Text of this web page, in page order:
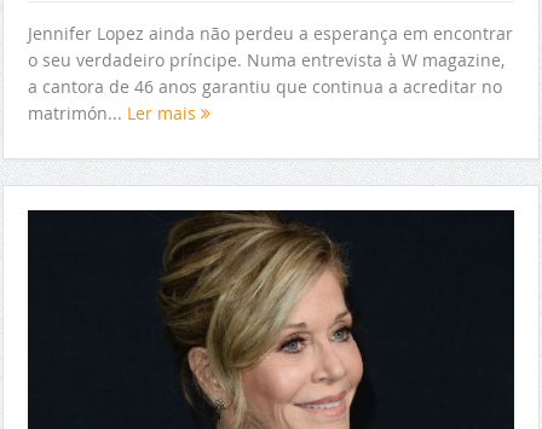
Jennifer Lopez ainda não perdeu a esperança em encontrar
o seu verdadeiro príncipe. Numa entrevista à W magazine,
a cantora de 46 anos garantiu que continua a acreditar no
matrimón... Ler mais